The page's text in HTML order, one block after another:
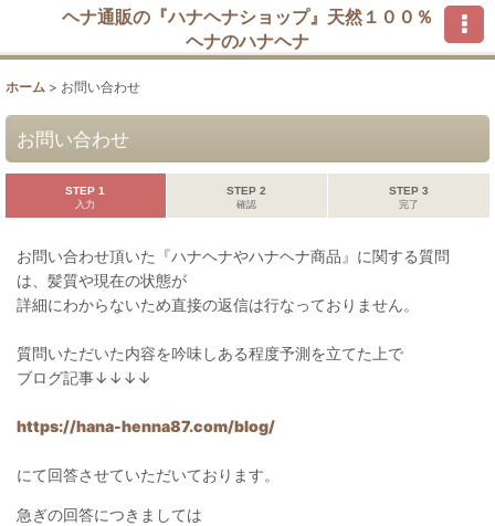
ヘナ通販の『ハナヘナショップ』天然１００％
ヘナのハナヘナ
ホーム > お問い合わせ
お問い合わせ
STEP 1
入力
STEP 2
確認
STEP 3
完了
お問い合わせ頂いた『ハナヘナやハナヘナ商品』に関する質問
は、髪質や現在の状態が
詳細にわからないため直接の返信は行なっておりません。
質問いただいた内容を吟味しある程度予測を立てた上で
ブログ記事↓↓↓↓
https://hana-henna87.com/blog/
にて回答させていただいております。
急ぎの回答につきましては